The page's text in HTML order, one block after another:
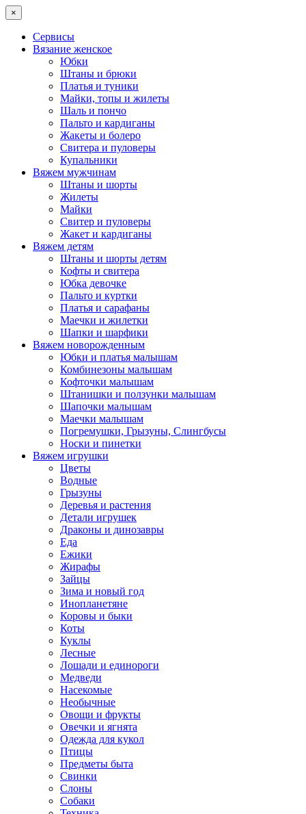
×
Сервисы
Вязание женское
Юбки
Штаны и брюки
Платья и туники
Майки, топы и жилеты
Шаль и пончо
Пальто и кардиганы
Жакеты и болеро
Свитера и пуловеры
Купальники
Вяжем мужчинам
Штаны и шорты
Жилеты
Майки
Свитер и пуловеры
Жакет и кардиганы
Вяжем детям
Штаны и шорты детям
Кофты и свитера
Юбка девочке
Пальто и куртки
Платья и сарафаны
Маечки и жилетки
Шапки и шарфики
Вяжем новорожденным
Юбки и платья малышам
Комбинезоны малышам
Кофточки малышам
Штанишки и ползунки малышам
Шапочки малышам
Маечки малышам
Погремушки, Грызуны, Слингбусы
Носки и пинетки
Вяжем игрушки
Цветы
Водные
Грызуны
Деревья и растения
Детали игрушек
Драконы и динозавры
Еда
Ежики
Жирафы
Зайцы
Зима и новый год
Инопланетяне
Коровы и быки
Коты
Куклы
Лесные
Лошади и единороги
Медведи
Насекомые
Необычные
Овощи и фрукты
Овечки и ягнята
Одежда для кукол
Птицы
Предметы быта
Свинки
Слоны
Собаки